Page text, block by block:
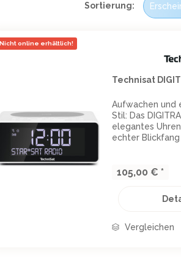
Sortierung:
Nicht online erhältlich!
Technisat
Aufwachen und
Stil: Das
elegantes
echter
komplette
105,00 € *
Vergleichen